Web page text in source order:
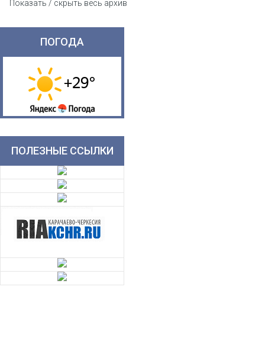
Показать / скрыть весь архив
ПОГОДА
ПОЛЕЗНЫЕ ССЫЛКИ